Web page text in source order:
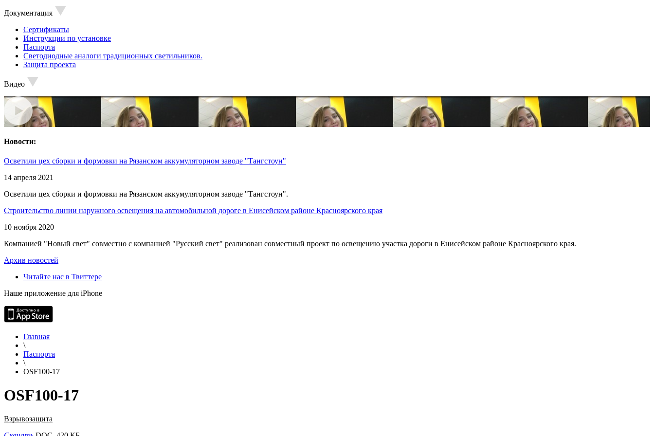
Документация
Сертификаты
Инструкции по установке
Паспорта
Светодиодные аналоги традиционных светильников.
Защита проекта
Видео
Новости:
Осветили цех сборки и формовки на Рязанском аккумуляторном заводе "Тангстоун"
14 апреля 2021
Осветили цех сборки и формовки на Рязанском аккумуляторном заводе "Тангстоун".
Строительство линии наружного освещения на автомобильной дороге в Енисейском районе Красноярского края
10 ноября 2020
Компанией "Новый свет" совместно с компанией "Русский свет" реализован совместный проект по освещению участка дороги в Енисейском районе Красноярского края.
Архив новостей
Читайте нас в Твиттере
Наше приложение для iPhone
Главная
\
Паспорта
\
OSF100-17
OSF100-17
Взрывозащита